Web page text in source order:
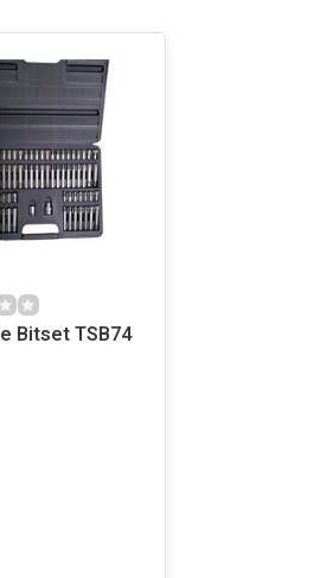
Bitset TSB74